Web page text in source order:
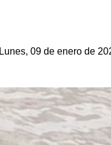
Lunes, 09 de enero de